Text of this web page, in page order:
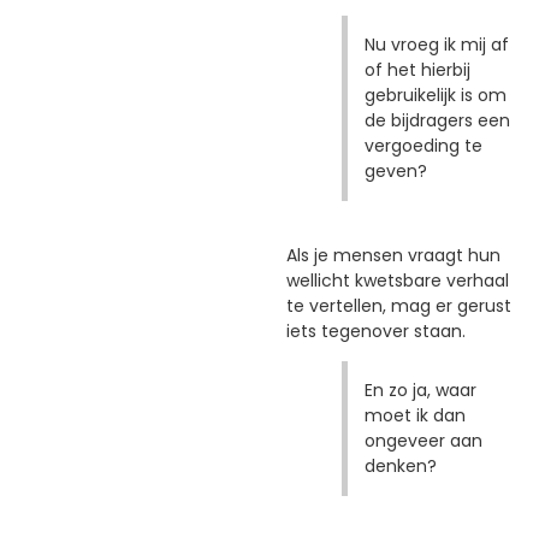
Nu vroeg ik mij af
of het hierbij
gebruikelijk is om
de bijdragers een
vergoeding te
geven?
Als je mensen vraagt hun
wellicht kwetsbare verhaal
te vertellen, mag er gerust
iets tegenover staan.
En zo ja, waar
moet ik dan
ongeveer aan
denken?